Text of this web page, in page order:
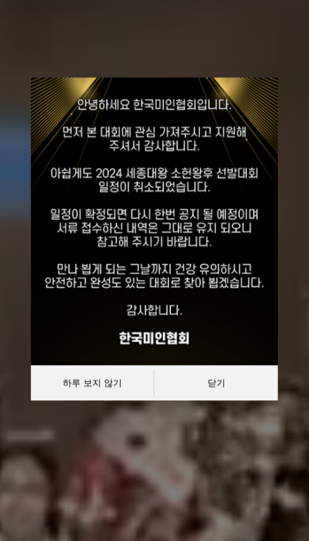
세종대왕
소헌왕후
선발대회
대한민국 한복모델 선발대회
하루 보지 않기 닫기